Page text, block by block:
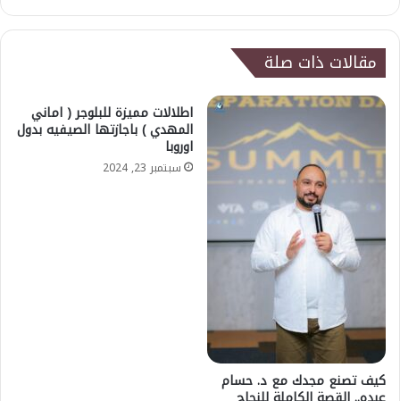
مقالات ذات صلة
كيف تصنع مجدك مع د. حسام
اطلالات مميزة للبلوجر ( اماني
المهدي ) باجازتها الصيفيه بدول
اوروبا
سبتمبر 23, 2024